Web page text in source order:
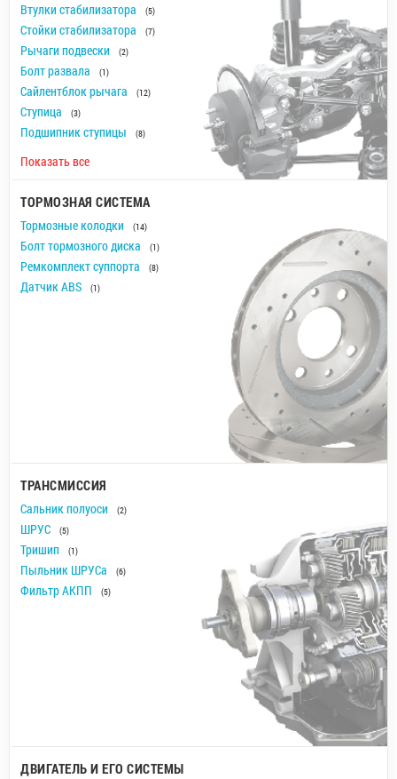
Втулки стабилизатора (5)
Стойки стабилизатора (7)
Рычаги подвески (2)
Болт развала (1)
Сайлентблок рычага (12)
Ступица (3)
Подшипник ступицы (8)
Показать все
ТОРМОЗНАЯ СИСТЕМА
Тормозные колодки (14)
Болт тормозного диска (1)
Ремкомплект суппорта (8)
Датчик ABS (1)
ТРАНСМИССИЯ
Сальник полуоси (2)
ШРУС (5)
Тришип (1)
Пыльник ШРУСа (6)
Фильтр АКПП (5)
ДВИГАТЕЛЬ И ЕГО СИСТЕМЫ